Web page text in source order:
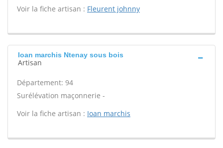
Voir la fiche artisan : Fleurent johnny
Ioan marchis Ntenay sous bois
Artisan
Département: 94
Surélévation maçonnerie -
Voir la fiche artisan : Ioan marchis